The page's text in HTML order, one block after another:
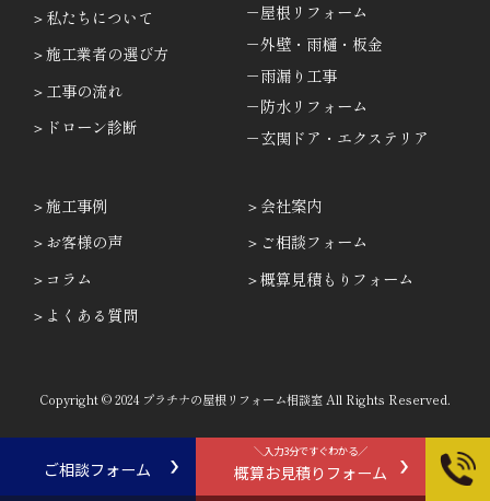
私たちについて
施工業者の選び方
工事の流れ
ドローン診断
－屋根リフォーム
－外壁・雨樋・板金
－雨漏り工事
－防水リフォーム
－玄関ドア・エクステリア
施工事例
お客様の声
コラム
よくある質問
会社案内
ご相談フォーム
概算見積もりフォーム
Copyright © 2024 プラチナの屋根リフォーム相談室 All Rights Reserved.
ご相談フォーム
＼入力3分ですぐわかる／
概算お見積りフォーム